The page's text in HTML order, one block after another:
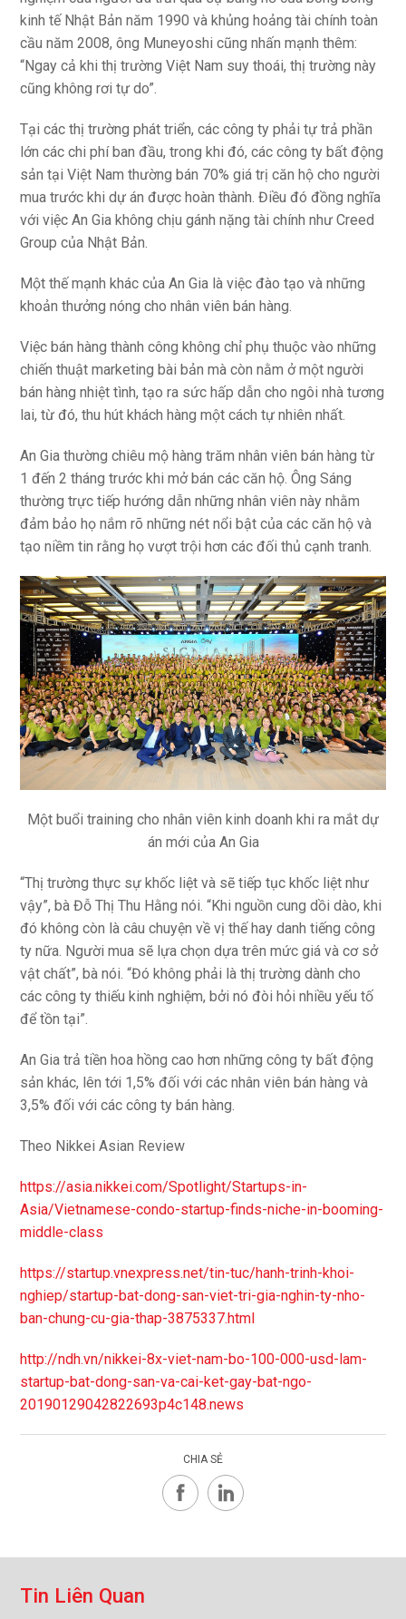
kinh tế Nhật Bản năm 1990 và khủng hoảng tài chính toàn
cầu năm 2008, ông Muneyoshi cũng nhấn mạnh thêm:
“Ngay cả khi thị trường Việt Nam suy thoái, thị trường này
cũng không rơi tự do”.
Tại các thị trường phát triển, các công ty phải tự trả phần
lớn các chi phí ban đầu, trong khi đó, các công ty bất động
sản tại Việt Nam thường bán 70% giá trị căn hộ cho người
mua trước khi dự án được hoàn thành. Điều đó đồng nghĩa
với việc An Gia không chịu gánh nặng tài chính như Creed
Group của Nhật Bản.
Một thế mạnh khác của An Gia là việc đào tạo và những
khoản thưởng nóng cho nhân viên bán hàng.
Việc bán hàng thành công không chỉ phụ thuộc vào những
chiến thuật marketing bài bản mà còn nằm ở một người
bán hàng nhiệt tình, tạo ra sức hấp dẫn cho ngôi nhà tương
lai, từ đó, thu hút khách hàng một cách tự nhiên nhất.
An Gia thường chiêu mộ hàng trăm nhân viên bán hàng từ
1 đến 2 tháng trước khi mở bán các căn hộ. Ông Sáng
thường trực tiếp hướng dẫn những nhân viên này nhằm
đảm bảo họ nắm rõ những nét nổi bật của các căn hộ và
tạo niềm tin rằng họ vượt trội hơn các đối thủ cạnh tranh.
Một buổi training cho nhân viên kinh doanh khi ra mắt dự
án mới của An Gia
“Thị trường thực sự khốc liệt và sẽ tiếp tục khốc liệt như
vậy”, bà Đỗ Thị Thu Hằng nói. “Khi nguồn cung dồi dào, khi
đó không còn là câu chuyện về vị thế hay danh tiếng công
ty nữa. Người mua sẽ lựa chọn dựa trên mức giá và cơ sở
vật chất”, bà nói. “Đó không phải là thị trường dành cho
các công ty thiếu kinh nghiệm, bởi nó đòi hỏi nhiều yếu tố
để tồn tại”.
An Gia trả tiền hoa hồng cao hơn những công ty bất động
sản khác, lên tới 1,5% đối với các nhân viên bán hàng và
3,5% đối với các công ty bán hàng.
Theo Nikkei Asian Review
https://asia.nikkei.com/Spotlight/Startups-in-
Asia/Vietnamese-condo-startup-finds-niche-in-booming-
middle-class
https://startup.vnexpress.net/tin-tuc/hanh-trinh-khoi-
nghiep/startup-bat-dong-san-viet-tri-gia-nghin-ty-nho-
ban-chung-cu-gia-thap-3875337.html
http://ndh.vn/nikkei-8x-viet-nam-bo-100-000-usd-lam-
startup-bat-dong-san-va-cai-ket-gay-bat-ngo-
20190129042822693p4c148.news
CHIA SẺ
Tin Liên Quan